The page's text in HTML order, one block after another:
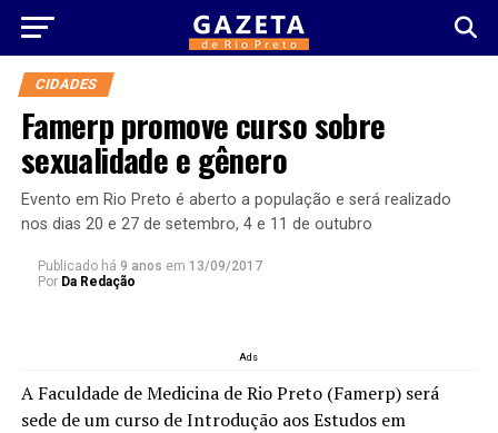
CIDADES
Famerp promove curso sobre
sexualidade e gênero
Evento em Rio Preto é aberto a população e será realizado
nos dias 20 e 27 de setembro, 4 e 11 de outubro
Publicado há 9 anos em 13/09/2017
Por Da Redação
Ads
A Faculdade de Medicina de Rio Preto (Famerp) será
sede de um curso de Introdução aos Estudos em